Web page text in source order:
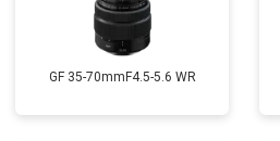
GF 35-70mmF4.5-5.6 WR